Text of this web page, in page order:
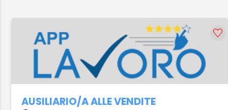
AUSILIARIO/A ALLE VENDITE